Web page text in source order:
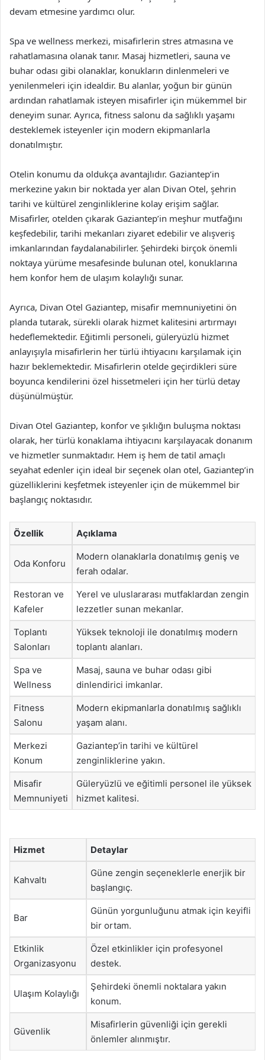
devam etmesine yardımcı olur.
Spa ve wellness merkezi, misafirlerin stres atmasına ve
rahatlamasına olanak tanır. Masaj hizmetleri, sauna ve
buhar odası gibi olanaklar, konukların dinlenmeleri ve
yenilenmeleri için idealdir. Bu alanlar, yoğun bir günün
ardından rahatlamak isteyen misafirler için mükemmel bir
deneyim sunar. Ayrıca, fitness salonu da sağlıklı yaşamı
desteklemek isteyenler için modern ekipmanlarla
donatılmıştır.
Otelin konumu da oldukça avantajlıdır. Gaziantep’in
merkezine yakın bir noktada yer alan Divan Otel, şehrin
tarihi ve kültürel zenginliklerine kolay erişim sağlar.
Misafirler, otelden çıkarak Gaziantep’in meşhur mutfağını
keşfedebilir, tarihi mekanları ziyaret edebilir ve alışveriş
imkanlarından faydalanabilirler. Şehirdeki birçok önemli
noktaya yürüme mesafesinde bulunan otel, konuklarına
hem konfor hem de ulaşım kolaylığı sunar.
Ayrıca, Divan Otel Gaziantep, misafir memnuniyetini ön
planda tutarak, sürekli olarak hizmet kalitesini artırmayı
hedeflemektedir. Eğitimli personeli, güleryüzlü hizmet
anlayışıyla misafirlerin her türlü ihtiyacını karşılamak için
hazır beklemektedir. Misafirlerin otelde geçirdikleri süre
boyunca kendilerini özel hissetmeleri için her türlü detay
düşünülmüştür.
Divan Otel Gaziantep, konfor ve şıklığın buluşma noktası
olarak, her türlü konaklama ihtiyacını karşılayacak donanım
ve hizmetler sunmaktadır. Hem iş hem de tatil amaçlı
seyahat edenler için ideal bir seçenek olan otel, Gaziantep’in
güzelliklerini keşfetmek isteyenler için de mükemmel bir
başlangıç noktasıdır.
Özellik Açıklama
Oda Konforu
Modern olanaklarla donatılmış geniş ve
ferah odalar.
Restoran ve
Kafeler
Yerel ve uluslararası mutfaklardan zengin
lezzetler sunan mekanlar.
Toplantı
Salonları
Yüksek teknoloji ile donatılmış modern
toplantı alanları.
Spa ve
Wellness
Masaj, sauna ve buhar odası gibi
dinlendirici imkanlar.
Fitness
Salonu
Modern ekipmanlarla donatılmış sağlıklı
yaşam alanı.
Merkezi
Konum
Gaziantep’in tarihi ve kültürel
zenginliklerine yakın.
Misafir
Memnuniyeti
Güleryüzlü ve eğitimli personel ile yüksek
hizmet kalitesi.
Hizmet Detaylar
Kahvaltı
Güne zengin seçeneklerle enerjik bir
başlangıç.
Bar
Günün yorgunluğunu atmak için keyifli
bir ortam.
Etkinlik
Organizasyonu
Özel etkinlikler için profesyonel
destek.
Ulaşım Kolaylığı
Şehirdeki önemli noktalara yakın
konum.
Güvenlik
Misafirlerin güvenliği için gerekli
önlemler alınmıştır.